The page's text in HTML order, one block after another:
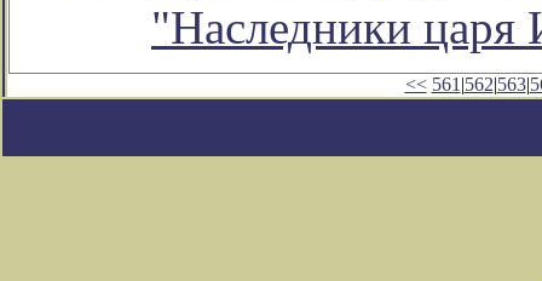
"Наследники царя
<< 561 |562|563|